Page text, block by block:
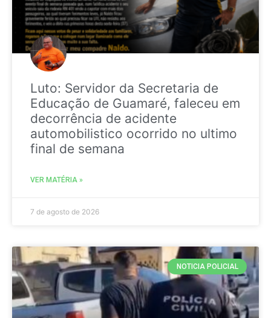
Luto: Servidor da Secretaria de
Educação de Guamaré, faleceu em
decorrência de acidente
automobilistico ocorrido no ultimo
final de semana
VER MATÉRIA »
7 de agosto de 2026
NOTICIA POLICIAL